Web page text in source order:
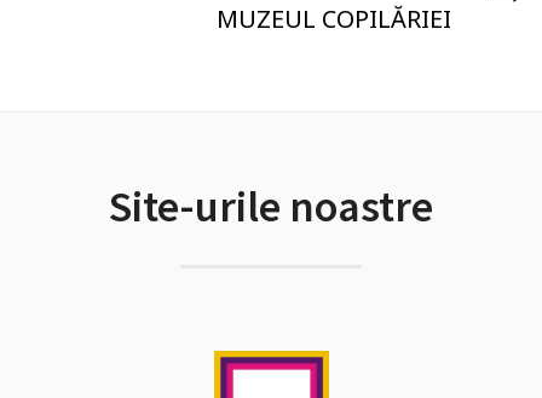
MUZEUL COPILĂRIEI
Site-urile noastre